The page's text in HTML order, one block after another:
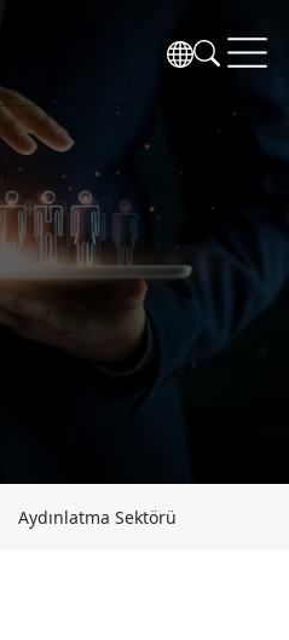
Aydınlatma Sektörü